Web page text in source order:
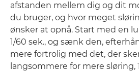
afstanden mellem dig og dit
du bruger, og hvor meget
ønsker at opnå. Start med en
1/60 sek., og sænk den,
mere fortrolig med det, der
langsommere for mere sløring,